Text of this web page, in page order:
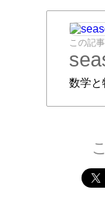
この記
数学と